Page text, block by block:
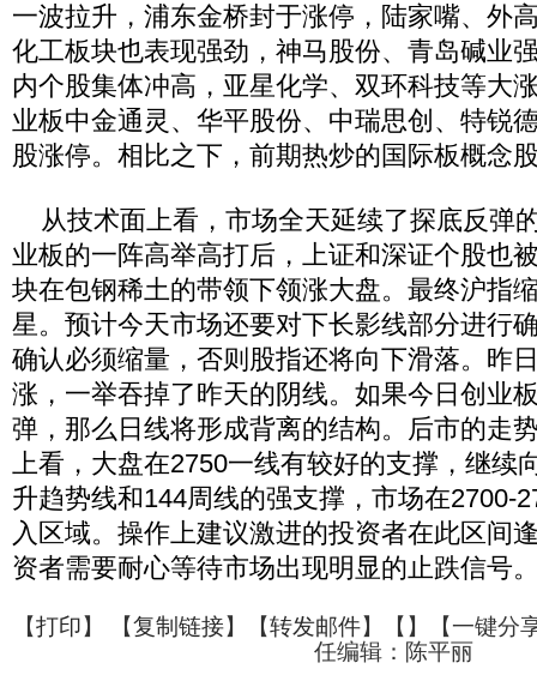
一波拉升，浦东金桥封于涨停，陆家嘴、外
化工板块也表现强劲，神马股份、青岛碱业
内个股集体冲高，亚星化学、双环科技等大
业板中金通灵、华平股份、中瑞思创、特锐
股涨停。相比之下，前期热炒的国际板概念
从技术面上看，市场全天延续了探底反弹
业板的一阵高举高打后，上证和深证个股也
块在包钢稀土的带领下领涨大盘。最终沪指
星。预计今天市场还要对下长影线部分进行
确认必须缩量，否则股指还将向下滑落。昨
涨，一举吞掉了昨天的阴线。如果今日创业
弹，那么日线将形成背离的结构。后市的走
上看，大盘在2750一线有较好的支撑，继续
升趋势线和144周线的强支撑，市场在2700-
入区域。操作上建议激进的投资者在此区间
资者需要耐心等待市场出现明显的止跌信号
【打印】 【复制链接】【转发邮件】【 】
【一键分
任编辑：陈平丽